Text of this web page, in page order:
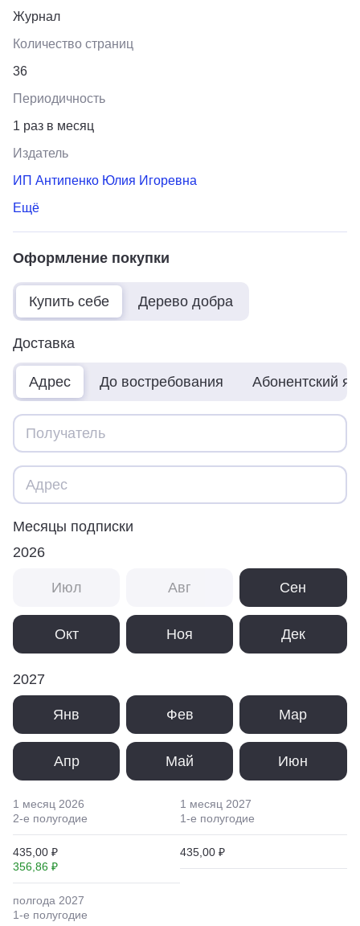
Журнал
Количество страниц
36
Периодичность
1 раз в месяц
Издатель
ИП Антипенко Юлия Игоревна
Ещё
Оформление покупки
Купить себе Дерево добра
Доставка
Адрес До востребования Абонентский
Месяцы подписки
2026
Июл Авг Сен
Окт Ноя Дек
2027
Янв Фев Мар
Апр Май Июн
1 месяц 2026
2-е полугодие
435,00 ₽
356,86 ₽
1 месяц 2027
1-е полугодие
435,00 ₽
полгода 2027
1-е полугодие